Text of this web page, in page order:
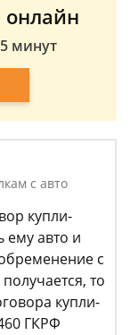
онлайн
минут
с авто
купли-
авто и
с
то
купли-
ГКРФ